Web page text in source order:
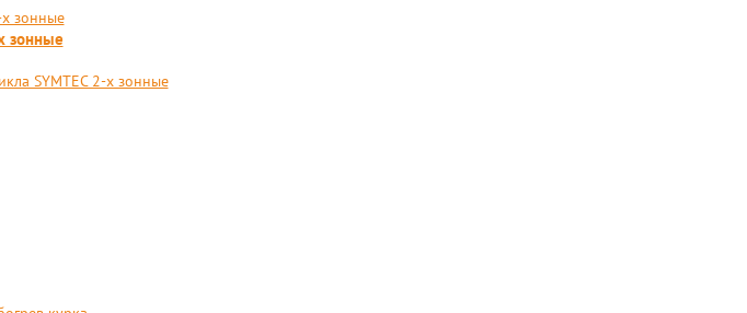
зонные
SYMTEC 2-х зонные